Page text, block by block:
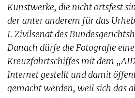
Kunstwerke, die nicht ortsfest
der unter anderem für das
I. Zivilsenat des
Danach dürfe die Fotografie
Kreuzfahrtschiffes mit dem
Internet gestellt und damit
gemacht werden, weil sich das